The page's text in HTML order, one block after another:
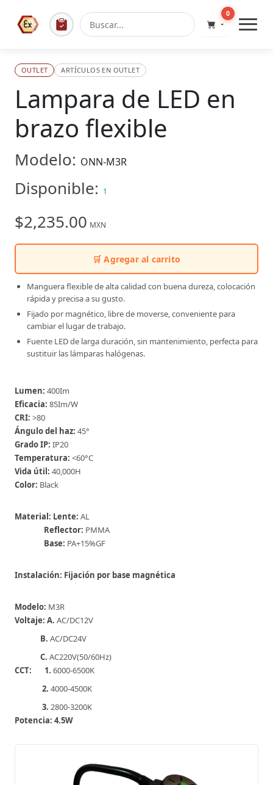
0
OUTLET ARTÍCULOS EN OUTLET
Lampara de LED en
brazo flexible
Modelo: ONN-M3R
Disponible: 1
$2,235.00 MXN
🛒 Agregar al carrito
Manguera flexible de alta calidad con buena dureza, colocación
rápida y precisa a su gusto.
Fijado por magnético, libre de moverse, conveniente para
cambiar el lugar de trabajo.
Fuente LED de larga duración, sin mantenimiento, perfecta para
sustituir las lámparas halógenas.
Lumen: 400Im
Eficacia: 85Im/W
CRI: >80
Ángulo del haz: 45°
Grado IP: IP20
Temperatura: <60°C
Vida útil: 40,000H
Color: Black
Material: Lente: AL
Reflector: PMMA
Base: PA+15%GF
Instalación: Fijación por base magnética
Modelo: M3R
Voltaje: A. AC/DC12V
B. AC/DC24V
C. AC220V(50/60Hz)
CCT: 1. 6000-6500K
2. 4000-4500K
3. 2800-3200K
Potencia: 4.5W